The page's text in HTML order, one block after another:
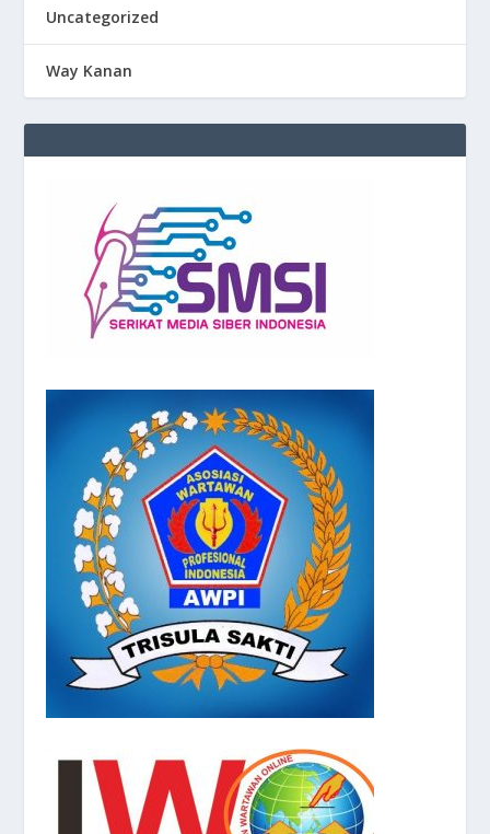
Uncategorized
Way Kanan